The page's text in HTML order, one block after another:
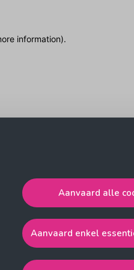
Aanvaard alle
Aanvaard enkel
information).